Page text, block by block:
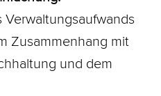
Zusammenhang mit
und dem